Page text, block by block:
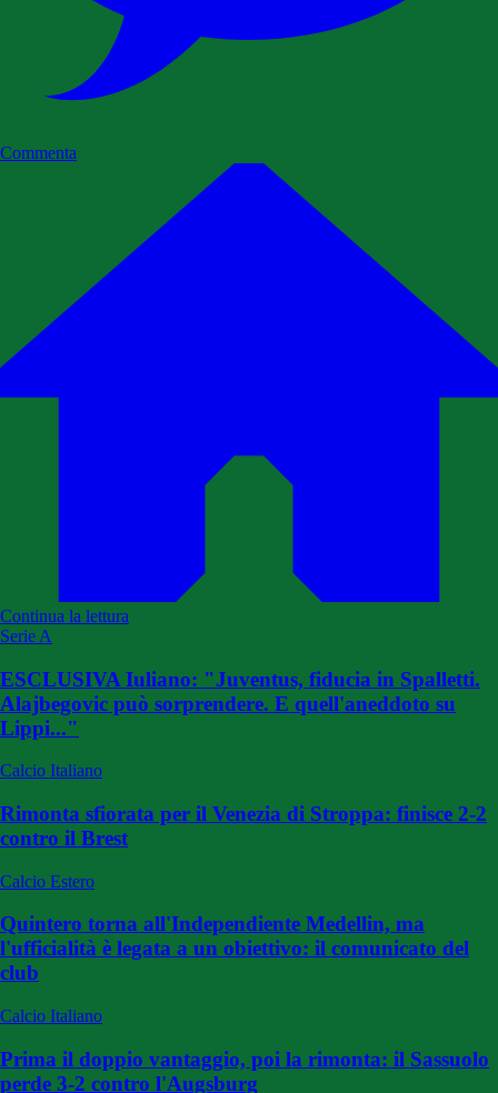
Commenta
Continua la lettura
Serie A
ESCLUSIVA Iuliano: "Juventus, fiducia in Spalletti.
Alajbegovic può sorprendere. E quell'aneddoto su
Lippi..."
Calcio Italiano
Rimonta sfiorata per il Venezia di Stroppa: finisce 2-2
contro il Brest
Calcio Estero
Quintero torna all'Independiente Medellin, ma
l'ufficialità è legata a un obiettivo: il comunicato del
club
Calcio Italiano
Prima il doppio vantaggio, poi la rimonta: il Sassuolo
perde 3-2 contro l'Augsburg